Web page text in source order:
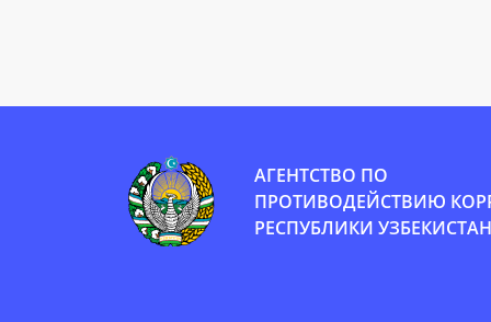
АГЕНТСТВО ПО
ПРОТИВОДЕЙСТВИЮ
РЕСПУБЛИКИ УЗБЕКИСТАН